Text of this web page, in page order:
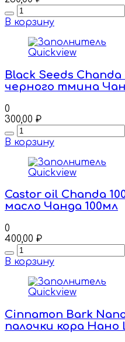
Quantity
В корзину
Quickview
Black Seeds
черного тмина
0
300,00 ₽
Quantity
В корзину
Quickview
Castor oil Chanda
масло Чанда 100мл
0
400,00 ₽
Quantity
В корзину
Quickview
Cinnamon Bark
палочки кора Нано